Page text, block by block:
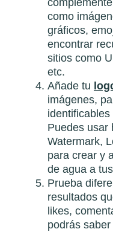
como
gráficos,
encontrar
sitios como
etc.
Añade tu
imágenes,
Puedes usar
Watermark,
para crear y
de agua a
Prueba
resultados
likes,
podrás